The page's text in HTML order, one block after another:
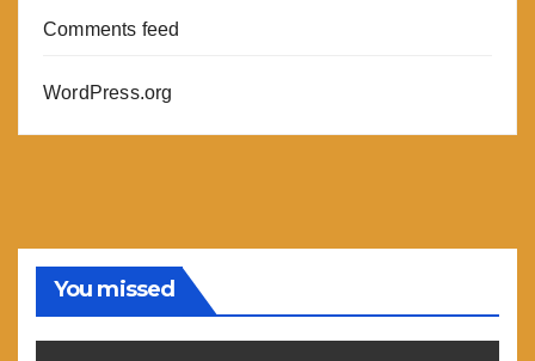
Comments feed
WordPress.org
You missed